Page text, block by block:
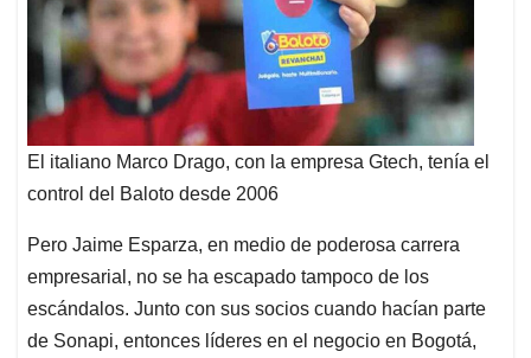
El italiano Marco Drago, con la empresa Gtech, tenía el
control del Baloto desde 2006
Pero Jaime Esparza, en medio de poderosa carrera
empresarial, no se ha escapado tampoco de los
escándalos. Junto con sus socios cuando hacían parte
de Sonapi, entonces líderes en el negocio en Bogotá,